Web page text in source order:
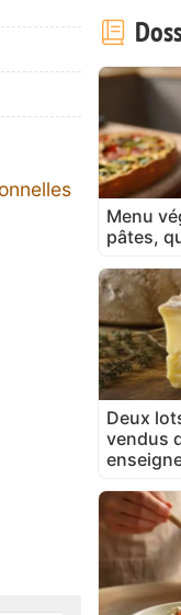
Menu
pâtes,
Deux
vendus